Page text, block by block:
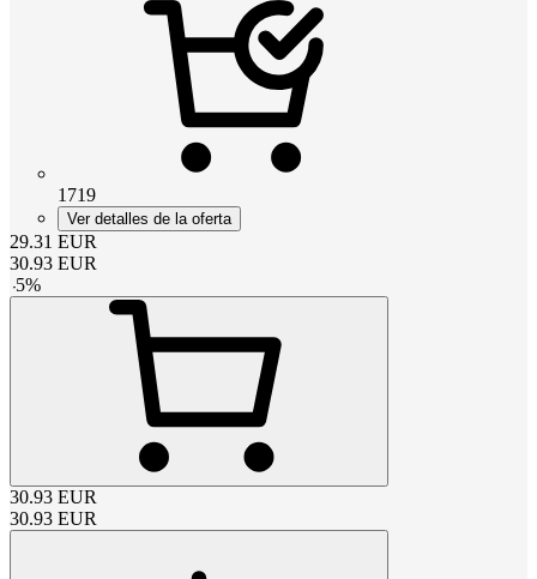
1719
Ver detalles de la oferta
29.31 EUR
30.93 EUR
-5%
30.93 EUR
30.93 EUR